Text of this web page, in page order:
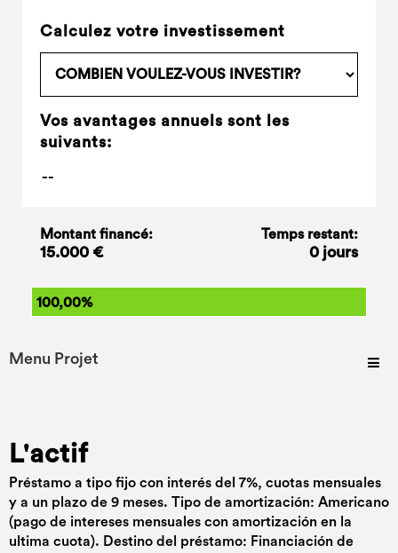
Calculez votre investissement
Vos avantages annuels sont les
suivants:
Montant financé:
15.000 €
Temps restant:
0 jours
100,00%
Menu Projet
L'actif
Préstamo a tipo fijo con interés del 7%, cuotas mensuales
y a un plazo de 9 meses. Tipo de amortización: Americano
(pago de intereses mensuales con amortización en la
ultima cuota). Destino del préstamo: Financiación de